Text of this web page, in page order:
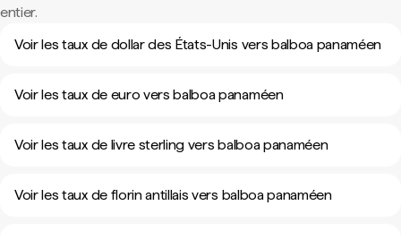
entier.
Voir les taux de dollar des États-Unis vers balboa panaméen
Voir les taux de euro vers balboa panaméen
Voir les taux de livre sterling vers balboa panaméen
Voir les taux de florin antillais vers balboa panaméen